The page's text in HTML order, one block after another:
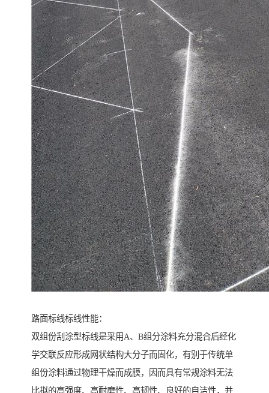
路面标线标线性能：
双组份刮涂型标线是采用A、B组分涂料充分混合后经化
学交联反应形成网状结构大分子而固化，有别于传统单
组份涂料通过物理干燥而成膜，因而具有常规涂料无法
比拟的高强度、高耐磨性、高韧性、良好的自洁性，并